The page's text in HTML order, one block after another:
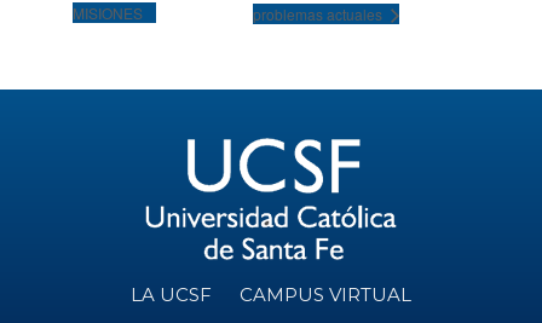
MISIONES
problemas actuales
LA UCSF CAMPUS VIRTUAL